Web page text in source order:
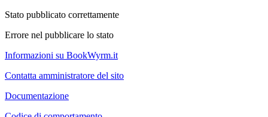
Stato pubblicato correttamente
Errore nel pubblicare lo stato
Informazioni su BookWyrm.it
Contatta amministratore del sito
Documentazione